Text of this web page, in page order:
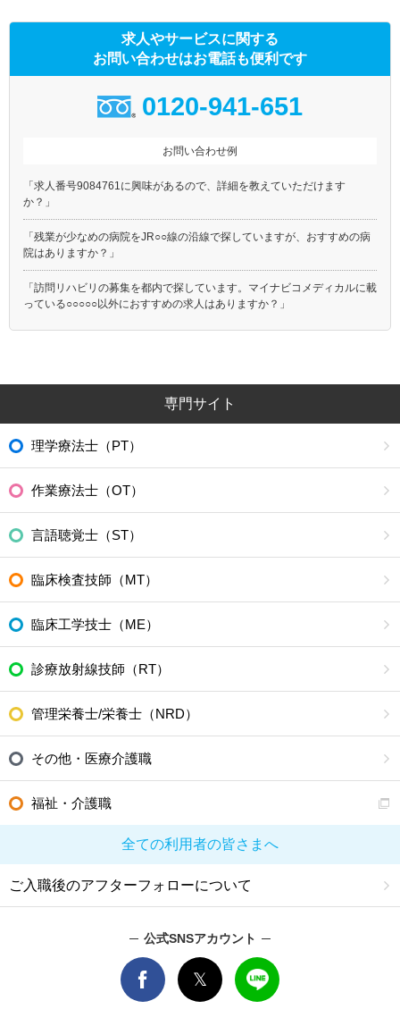
求人やサービスに関する
お問い合わせはお電話も便利です
0120-941-651
お問い合わせ例
「求人番号9084761に興味があるので、詳細を教えていただけます
か？」
「残業が少なめの病院をJR○○線の沿線で探していますが、おすすめの病
院はありますか？」
「訪問リハビリの募集を都内で探しています。マイナビコメディカルに載
っている○○○○○以外におすすめの求人はありますか？」
専門サイト
理学療法士（PT）
作業療法士（OT）
言語聴覚士（ST）
臨床検査技師（MT）
臨床工学技士（ME）
診療放射線技師（RT）
管理栄養士/栄養士（NRD）
その他・医療介護職
福祉・介護職
全ての利用者の皆さまへ
ご入職後のアフターフォローについて
公式SNSアカウント